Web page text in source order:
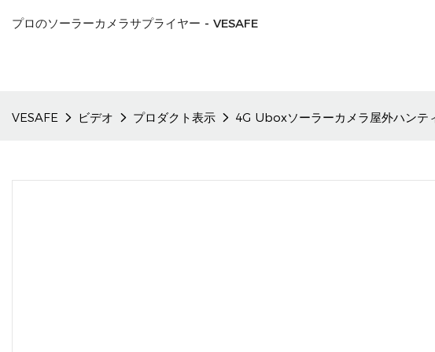
プロのソーラーカメラサプライヤー - VESAFE
VESAFE ビデオ プロダクト表示 4G Uboxソーラーカメラ屋外ハンテ